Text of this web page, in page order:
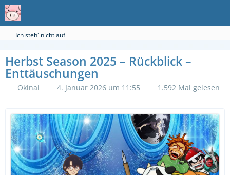
Ich steh' nicht auf
Herbst Season 2025 – Rückblick –
Enttäuschungen
Okinai 4. Januar 2026 um 11:55 1.592 Mal gelesen